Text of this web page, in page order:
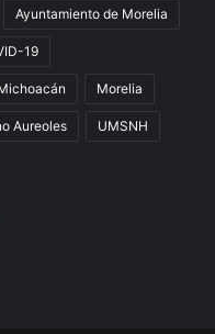
Ayuntamiento de Morelia
19
Morelia
Aureoles UMSNH